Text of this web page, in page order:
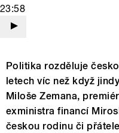
23:58
Politika rozděluje
letech víc než když
Miloše Zemana,
exministra financí
českou rodinu či